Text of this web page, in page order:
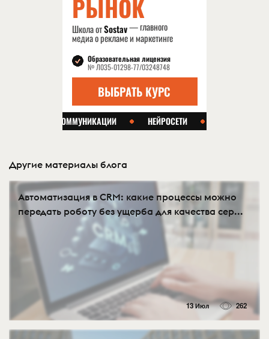
Другие материалы блога
Автоматизация в CRM: какие процессы можно
передать роботу без ущерба для качества сер...
13 Июл 262